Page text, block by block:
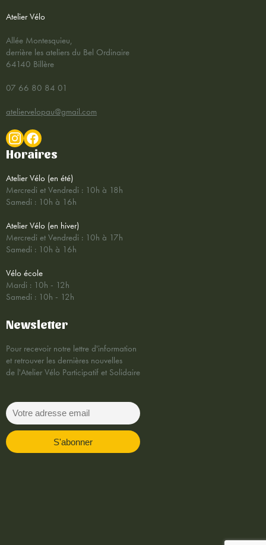
Atelier Vélo
Allée Montesquieu,
derrière les ateliers du Bel Ordinaire
64140 Billère
07 66 80 84 01
ateliervelopau@gmail.com
Horaires
Atelier Vélo (en été)
Mercredi et Vendredi : 10h à 18h
Samedi : 10h à 16h
Atelier Vélo (en hiver)
Mercredi et Vendredi : 10h à 17h
Samedi : 10h à 16h
Vélo école
Mardi : 10h - 12h
Samedi : 10h - 12h
Newsletter
Pour recevoir notre lettre d'information
et retrouver les dernières nouvelles
de l'Atelier Vélo Participatif et Solidaire